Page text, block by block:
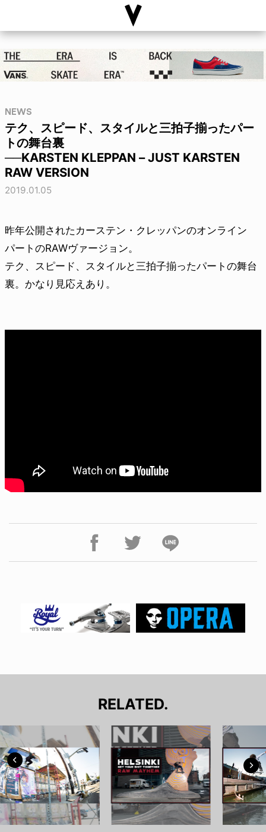
NEWS
テク、スピード、スタイルと三拍子揃ったパー
トの舞台裏
──KARSTEN KLEPPAN – JUST KARSTEN
RAW VERSION
2019.01.05
昨年公開されたカーステン・クレッパンのオンライン
パートのRAWヴァージョン。
テク、スピード、スタイルと三拍子揃ったパートの舞台
裏。かなり見応えあり。
RELATED.